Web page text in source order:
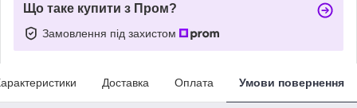
Що таке купити з Пром?
Замовлення під захистом
Доставка Оплата Умови повернення